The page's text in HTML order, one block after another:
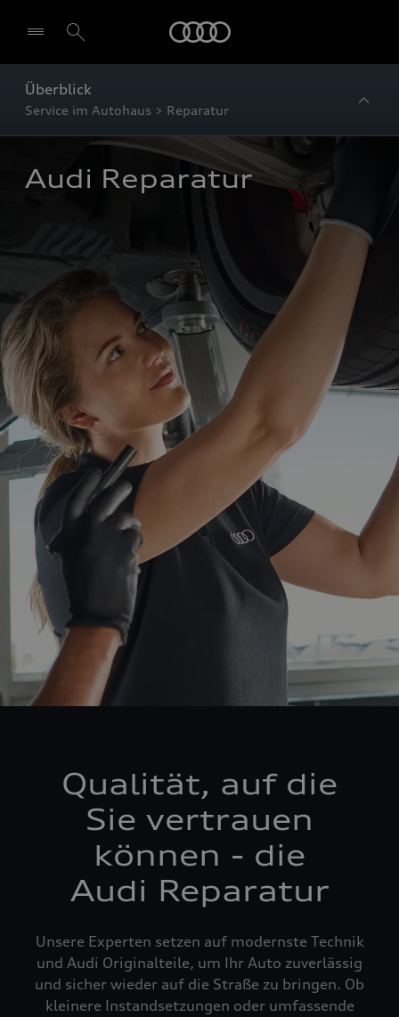
Überblick
Service im Autohaus > Reparatur
Audi Reparatur
Qualität, auf die
Sie vertrauen
können - die
Audi Reparatur
Unsere Experten setzen auf modernste Technik
und Audi Originalteile, um Ihr Auto zuverlässig
und sicher wieder auf die Straße zu bringen. Ob
kleinere Instandsetzungen oder umfassende